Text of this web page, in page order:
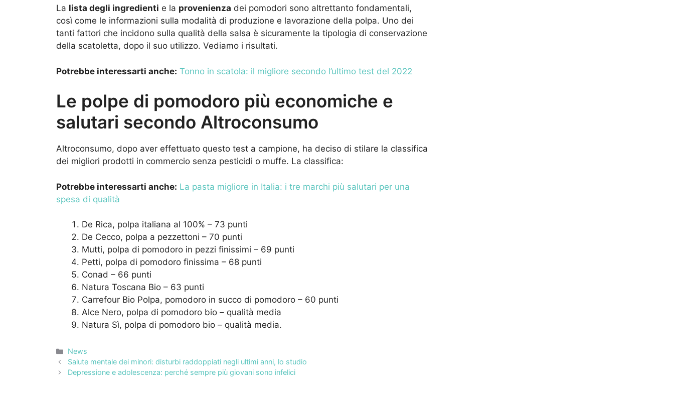
La lista degli ingredienti e la provenienza dei pomodori sono altrettanto fondamentali,
così come le informazioni sulla modalità di produzione e lavorazione della polpa. Uno dei
tanti fattori che incidono sulla qualità della salsa è sicuramente la tipologia di conservazione
della scatoletta, dopo il suo utilizzo. Vediamo i risultati.
Potrebbe interessarti anche: Tonno in scatola: il migliore secondo l’ultimo test del 2022
Le polpe di pomodoro più economiche e
salutari secondo Altroconsumo
Altroconsumo, dopo aver effettuato questo test a campione, ha deciso di stilare la classifica
dei migliori prodotti in commercio senza pesticidi o muffe. La classifica:
Potrebbe interessarti anche: La pasta migliore in Italia: i tre marchi più salutari per una
spesa di qualità
De Rica, polpa italiana al 100% – 73 punti
De Cecco, polpa a pezzettoni – 70 punti
Mutti, polpa di pomodoro in pezzi finissimi – 69 punti
Petti, polpa di pomodoro finissima – 68 punti
Conad – 66 punti
Natura Toscana Bio – 63 punti
Carrefour Bio Polpa, pomodoro in succo di pomodoro – 60 punti
Alce Nero, polpa di pomodoro bio – qualità media
Natura Sì, polpa di pomodoro bio – qualità media.
Categorie
News
Salute mentale dei minori: disturbi raddoppiati negli ultimi anni, lo studio
Depressione e adolescenza: perché sempre più giovani sono infelici